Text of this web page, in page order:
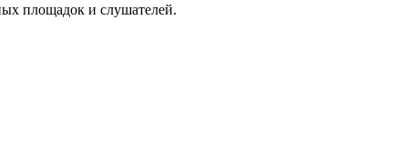
площадок и слушателей.